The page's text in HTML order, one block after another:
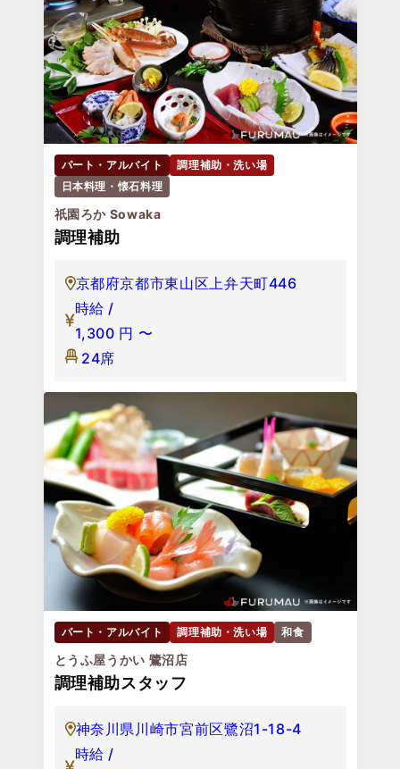
パート・アルバイト
調理補助・洗い場
日本料理・懐石料理
祇園ろか Sowaka
調理補助
京都府京都市東山区上弁天町446
時給 /
1,300 円 〜
24席
パート・アルバイト 調理補助・洗い場 和食
とうふ屋うかい 鷺沼店
調理補助スタッフ
神奈川県川崎市宮前区鷺沼1-18-4
時給 /